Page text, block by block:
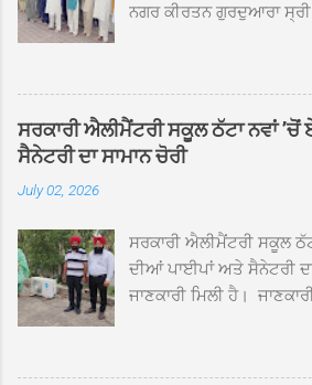
ਨਗਰ ਕੀਰਤਨ ਗੁਰਦੁਆਰਾ ਸ੍ਰੀ
ਸਰਪ੍ਰਸਤੀ ਹੇਠ, ਪੰਜ
ਮਹੱਲਾ ਸੰਤਪੁਰਾ ਤੋਂ ਪ੍ਰਾਰੰਭ ਹੋ
ਭਗਵਾਨਪੁਰ, ਝੁੱਗੀਆਂ ਗੁਲਾਮ,
ਅਬਾਦ, ਕੋਲੀਆਂਵਾਲ, ਅੱਡਾ
ਵਿਖੇ ਪਹੁੰਚਣ ’ਤੇ ਮੁੱਖ ਸੇਵਾਦਾਰ
ਇਲਾਕੇ ਦੀਆਂ ਸੰਗਤਾਂ ਵੱਲੋਂ
ਸਵਾਗਤ ਕੀਤਾ ਗਿਆ।
ਇਸ ਮੌਕੇ ਪੰਜ ਪਿਆਰੇ
ਸਰਕਾਰੀ ਐਲੀਮੈਂਟਰੀ ਸਕੂਲ ਠੱਟਾ ਨਵਾਂ ’ਚੋਂ
ਸੈਨੇਟਰੀ ਦਾ ਸਾਮਾਨ ਚੋਰੀ
July 02, 2026
ਸਰਕਾਰੀ ਐਲੀਮੈਂਟਰੀ ਸਕੂਲ
ਦੀਆਂ ਪਾਈਪਾਂ ਅਤੇ ਸੈਨੇਟਰੀ
ਜਾਣਕਾਰੀ ਮਿਲੀ ਹੈ।
ਦੱਸਿਆ ਕਿ ਛੁੱਟੀਆਂ ਤੋਂ
ਤਿੰਨ ਕਮਰਿਆਂ ਵਿੱਚ ਲੱਗੇ